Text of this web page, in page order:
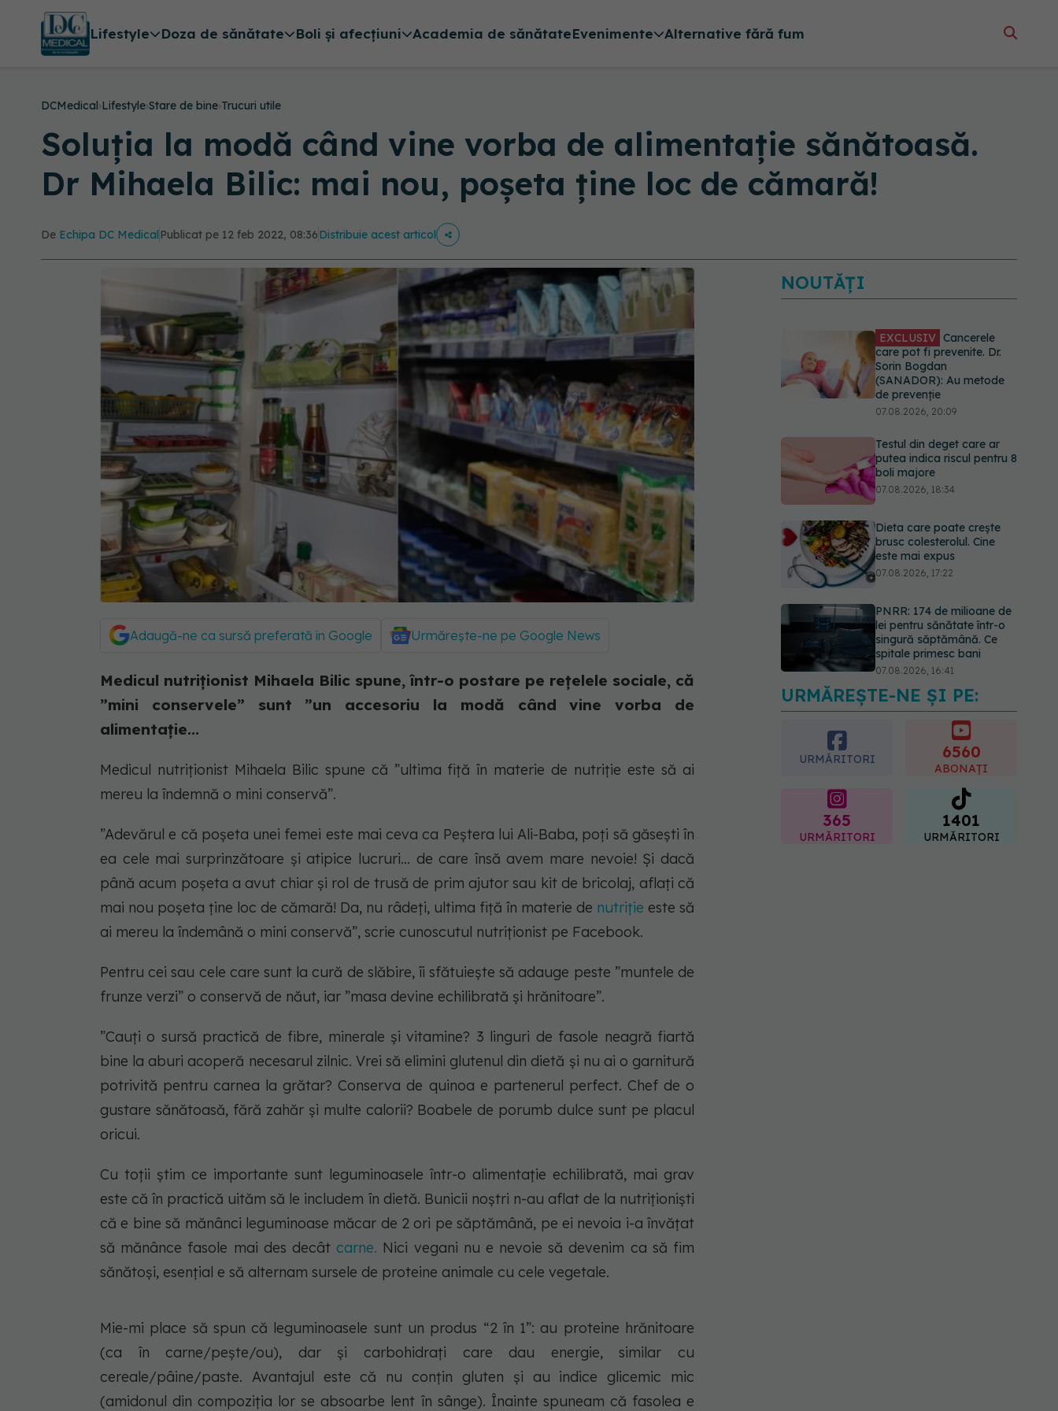
Lifestyle Doza de sănătate Boli și afecțiuni Academia de sănătateEvenimente Alternative fără fum
DCMedical›Lifestyle›Stare de bine›Trucuri utile
Soluția la modă când vine vorba de alimentație sănătoasă.
Dr Mihaela Bilic: mai nou, poșeta ține loc de cămară!
De Echipa DC Medical Publicat pe 12 feb 2022, 08:36Distribuie acest articol
Adaugă-ne ca sursă preferată în Google Urmărește-ne pe Google News
Medicul nutriționist Mihaela Bilic spune, într-o postare pe rețelele sociale, că
”mini conservele” sunt ”un accesoriu la modă când vine vorba de
alimentație...
Medicul nutriționist Mihaela Bilic spune că ”ultima fiță în materie de nutriție este să ai
mereu la îndemnă o mini conservă”.
”Adevărul e că poșeta unei femei este mai ceva ca Peștera lui Ali-Baba, poți să găsești în
ea cele mai surprinzătoare și atipice lucruri… de care însă avem mare nevoie! Și dacă
până acum poșeta a avut chiar și rol de trusă de prim ajutor sau kit de bricolaj, aflați că
mai nou poșeta ține loc de cămară! Da, nu râdeți, ultima fiță în materie de nutriție este să
ai mereu la îndemână o mini conservă”, scrie cunoscutul nutriționist pe Facebook.
Pentru cei sau cele care sunt la cură de slăbire, îi sfătuiește să adauge peste ”muntele de
frunze verzi” o conservă de năut, iar ”masa devine echilibrată și hrănitoare”.
”Cauți o sursă practică de fibre, minerale și vitamine? 3 linguri de fasole neagră fiartă
bine la aburi acoperă necesarul zilnic. Vrei să elimini glutenul din dietă și nu ai o garnitură
potrivită pentru carnea la grătar? Conserva de quinoa e partenerul perfect. Chef de o
gustare sănătoasă, fără zahăr și multe calorii? Boabele de porumb dulce sunt pe placul
oricui.
Cu toții știm ce importante sunt leguminoasele într-o alimentație echilibrată, mai grav
este că în practică uităm să le includem în dietă. Bunicii noștri n-au aflat de la nutriționiști
că e bine să mănânci leguminoase măcar de 2 ori pe săptămână, pe ei nevoia i-a învățat
să mănânce fasole mai des decât carne. Nici vegani nu e nevoie să devenim ca să fim
sănătoși, esențial e să alternam sursele de proteine animale cu cele vegetale.
Mie-mi place să spun că leguminoasele sunt un produs “2 în 1”: au proteine hrănitoare
(ca în carne/pește/ou), dar și carbohidrați care dau energie, similar cu
cereale/pâine/paste. Avantajul este că nu conțin gluten și au indice glicemic mic
(amidonul din compoziția lor se absoarbe lent în sânge). Înainte spuneam că fasolea e
NOUTĂȚI
EXCLUSIV Cancerele
care pot fi prevenite. Dr.
Sorin Bogdan
(SANADOR): Au metode
de prevenție
07.08.2026, 20:09
Testul din deget care ar
putea indica riscul pentru 8
boli majore
07.08.2026, 18:34
Dieta care poate crește
brusc colesterolul. Cine
este mai expus
07.08.2026, 17:22
PNRR: 174 de milioane de
lei pentru sănătate într-o
singură săptămână. Ce
spitale primesc bani
07.08.2026, 16:41
Ce spune culoarea ta
preferată despre vârsta
pe care o ai. Care este
"codul cromatic" al
URMĂREȘTE-NE ȘI PE:
URMĂRITORI 6560
ABONAȚI
365
URMĂRITORI
1401
URMĂRITORI